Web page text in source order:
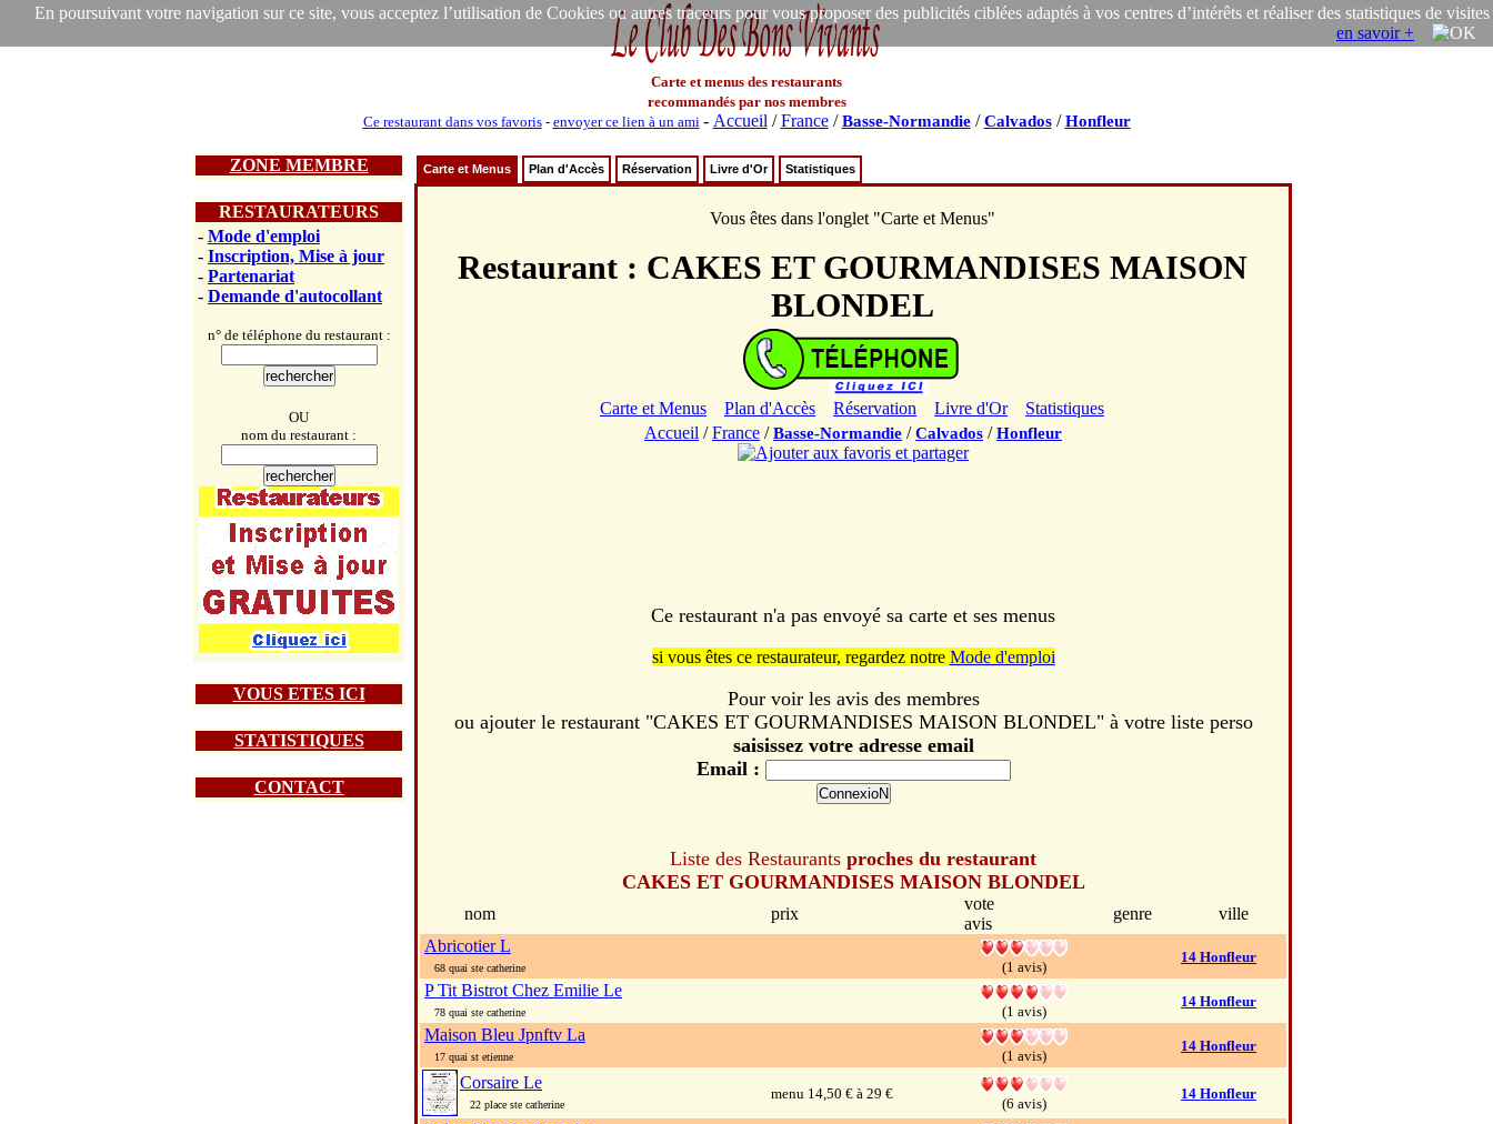
En poursuivant votre navigation sur ce site, vous acceptez l’utilisation de Cookies ou autres traceurs pour vous proposer des publicités ciblées adaptés à vos centres d’intérêts et réaliser des statistiques de visites
en savoir +
Carte et menus des restaurants
recommandés par nos membres
Ce restaurant dans vos favoris- envoyer ce lien à un ami - Accueil /France/Basse-Normandie/Calvados/Honfleur
ZONE MEMBRE
RESTAURATEURS
- Mode d'emploi
- Inscription, Mise à jour
- Partenariat
- Demande d'autocollant
n° de téléphone du restaurant :
OU
nom du restaurant :
VOUS ETES ICI
STATISTIQUES
CONTACT
Carte et Menus Plan d'Accès Réservation Livre d'Or Statistiques
Vous êtes dans l'onglet "Carte et Menus"
Restaurant : CAKES ET GOURMANDISES MAISON
BLONDEL
Carte et Menus Plan d'Accès Réservation Livre d'Or
Statistiques
Accueil /France /Basse-Normandie /Calvados /Honfleur
Ce restaurant n'a pas envoyé sa carte et ses menus
si vous êtes ce restaurateur, regardez notre Mode d'emploi
Pour voir les avis des membres
ou ajouter le restaurant "CAKES ET GOURMANDISES MAISON BLONDEL" à votre liste perso
saisissez votre adresse email
Email :
Liste des Restaurants proches du restaurant
CAKES ET GOURMANDISES MAISON BLONDEL
nom prix
vote
avis
genre
ville
Abricotier L
68 quai ste catherine (1 avis)
14 Honfleur
P Tit Bistrot Chez Emilie Le
78 quai ste catherine (1 avis)
14 Honfleur
Maison Bleu Jpnftv La
17 quai st etienne (1 avis)
14 Honfleur
Corsaire Le
22 place ste catherine
menu 14,50 € à 29 €
(6 avis)
14 Honfleur